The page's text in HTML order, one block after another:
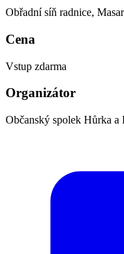
Obřadní síň radnice,
Cena
Vstup zdarma
Organizátor
Občanský spolek Hůrka a